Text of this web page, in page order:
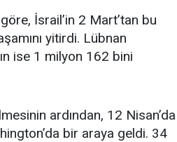
göre, İsrail’in 2 Mart’tan bu
yitirdi. Lübnan
ise 1 milyon 162 bini
ardından, 12 Nisan’da
bir araya geldi. 34